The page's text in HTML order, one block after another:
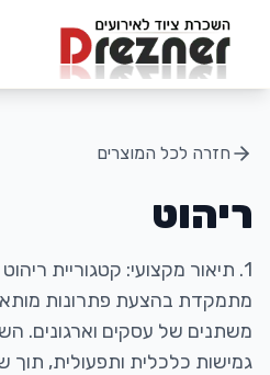
חזרה לכל המוצרים
ריהוט
1. תיאור מקצועי: קטגוריית
מתמקדת בהצעת פתרונות
משתנים של עסקים וארגונים.
גמישות כלכלית ותפעולית,